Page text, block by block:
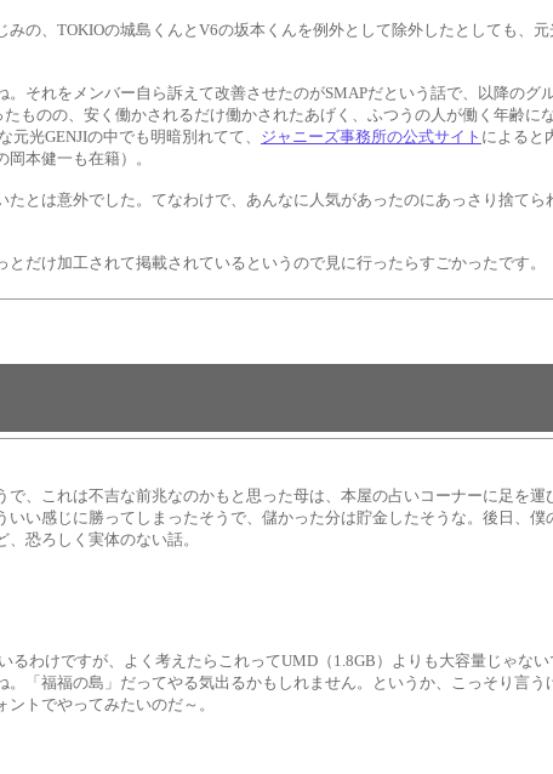
の、TOKIOの城島くんとV6の坂本くんを例外として除外したとしても、
それをメンバー自ら訴えて改善させたのがSMAPだという話で、以降のグ
ものの、安く働かされるだけ働かされたあげく、ふつうの人が働く年齢に
光GENJIの中でも明暗別れてて、 ジャニーズ事務所の公式サイト によると
本健一も在籍）。
とは意外でした。てなわけで、あんなに人気があったのにあっさり捨て
とだけ加工されて掲載されているというので見に行ったらすごかったです。
、これは不吉な前兆なのかもと思った母は、本屋の占いコーナーに足を
い感じに勝ってしまったそうで、儲かった分は貯金したそうな。後日、
恐ろしく実体のない話。
るわけですが、よく考えたらこれってUMD（1.8GB）よりも大容量じゃ
「福福の島」だってやる気出るかもしれません。というか、こっそり言
トでやってみたいのだ～。